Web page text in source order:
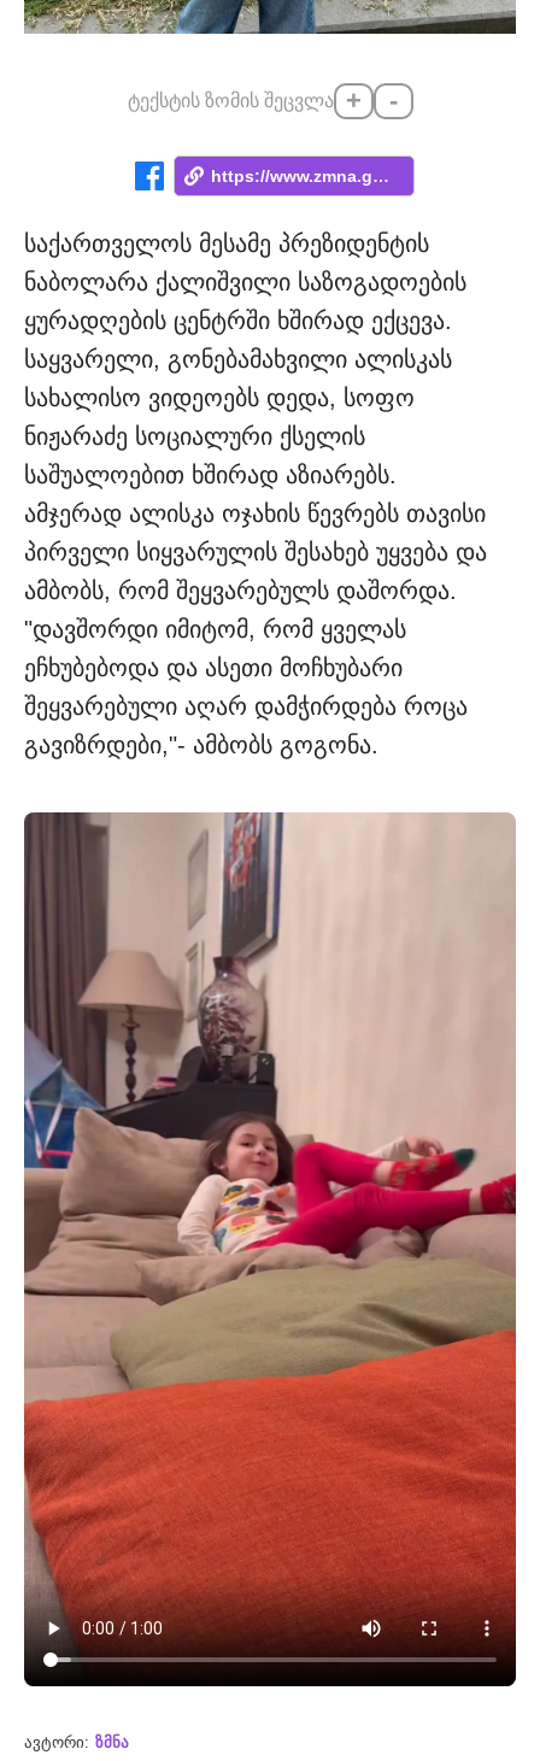
ტექსტის ზომის შეცვლა + -
https://www.zmna.ge/news/sheyvarebuls-da...
საქართველოს მესამე პრეზიდენტის
ნაბოლარა ქალიშვილი საზოგადოების
ყურადღების ცენტრში ხშირად ექცევა.
საყვარელი, გონებამახვილი ალისკას
სახალისო ვიდეოებს დედა, სოფო
ნიჟარაძე სოციალური ქსელის
საშუალოებით ხშირად აზიარებს.
ამჯერად ალისკა ოჯახის წევრებს თავისი
პირველი სიყვარულის შესახებ უყვება და
ამბობს, რომ შეყვარებულს დაშორდა.
"დავშორდი იმიტომ, რომ ყველას
ეჩხუბებოდა და ასეთი მოჩხუბარი
შეყვარებული აღარ დამჭირდება როცა
გავიზრდები,"- ამბობს გოგონა.
ავტორი: ზმნა